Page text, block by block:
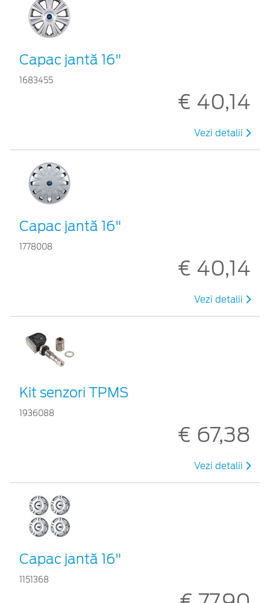
Capac jantă 16"
1683455
€ 40,14
Vezi detalii
Capac jantă 16"
1778008
€ 40,14
Vezi detalii
Kit senzori TPMS
1936088
€ 67,38
Vezi detalii
Capac jantă 16"
1151368